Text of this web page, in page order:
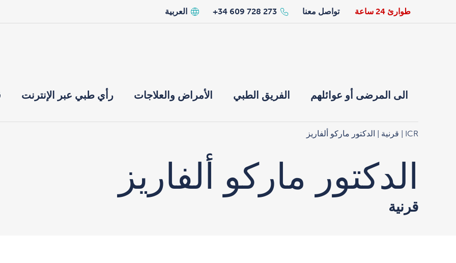
طوارئ 24 ساعة تواصل معنا 273 728 609 34+ العربية
الى المرضى أو عوائلهم الفريق الطبي الأمراض والعلاجات رأي طبي عبر الإنترنت
ICR قرنية | الدكتور ماركو ألفاريز
الدكتور ماركو ألفاريز
قرنية